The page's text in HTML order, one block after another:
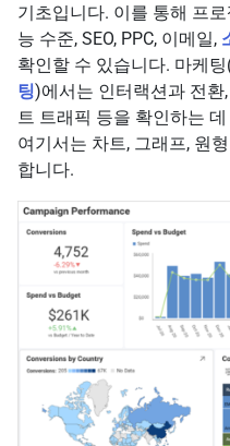
기초입니다. 이를 통해 프
능 수준, SEO, PPC, 이메일,
확인할 수 있습니다. 마케
팅)에서는 인터랙션과 전환
트 트래픽 등을 확인하는
여기서는 차트, 그래프, 원
합니다.